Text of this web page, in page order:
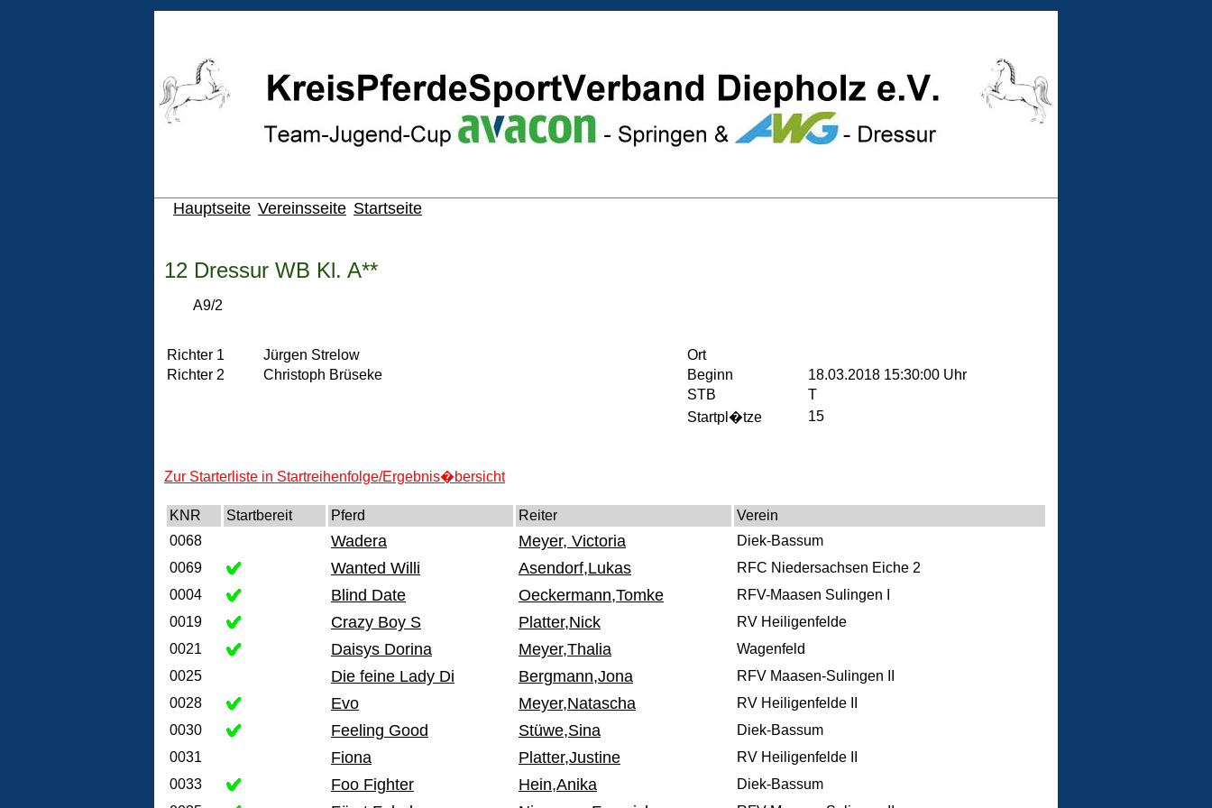
Hauptseite Vereinsseite Startseite
12 Dressur WB Kl. A**
A9/2
Richter 1 Jürgen Strelow
Ort
Richter 2
Christoph Brüseke Beginn
18.03.2018 15:30:00 Uhr
STB
T
Startpl�tze
15
Zur Starterliste in Startreihenfolge/Ergebnis�bersicht
KNR Startbereit Pferd Reiter
Verein
0068
Wadera Meyer, Victoria
Diek-Bassum
0069
Wanted Willi Asendorf,Lukas
RFC Niedersachsen Eiche 2
0004
Blind Date Oeckermann,Tomke
RFV-Maasen Sulingen I
0019
Crazy Boy S Platter,Nick
RV Heiligenfelde
0021
Daisys Dorina Meyer,Thalia
Wagenfeld
0025
Die feine Lady Di Bergmann,Jona
RFV Maasen-Sulingen II
0028
Evo Meyer,Natascha
RV Heiligenfelde II
0030
Feeling Good Stüwe,Sina
Diek-Bassum
0031
Fiona Platter,Justine
RV Heiligenfelde II
0033
Foo Fighter Hein,Anika
Diek-Bassum